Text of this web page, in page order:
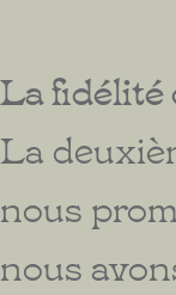
La fidélité
La
nous
nous